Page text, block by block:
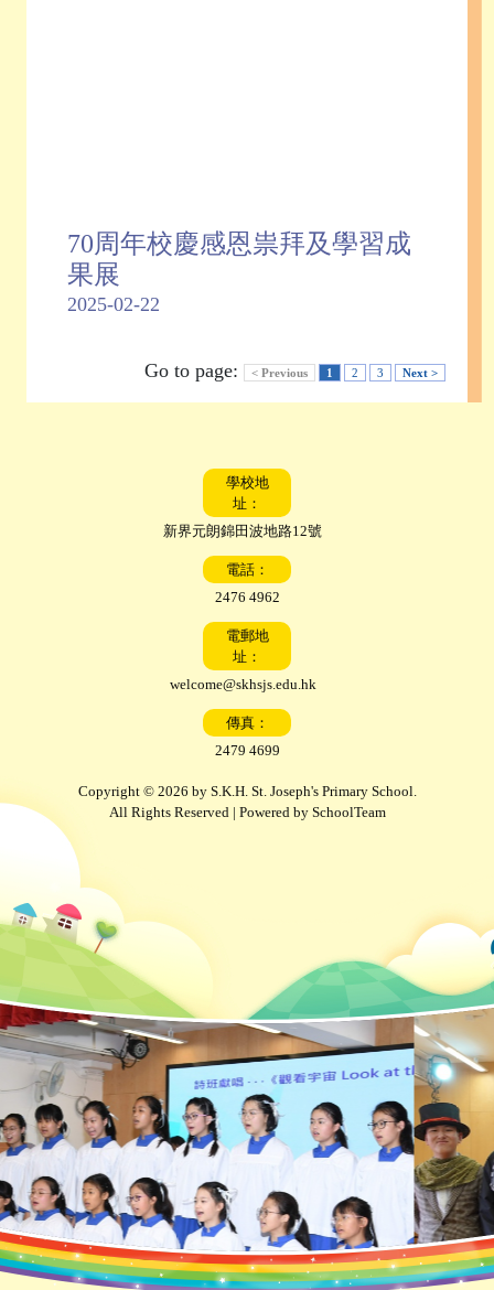
70周年校慶感恩祟拜及學習成
果展
2025-02-22
Go to page: < Previous 1 2 3 Next >
學校地
址：
新界元朗錦田波地路12號
電話：
2476 4962
電郵地
址：
welcome@skhsjs.edu.hk
傳真：
2479 4699
Copyright © 2026 by S.K.H. St. Joseph's Primary School.
All Rights Reserved | Powered by SchoolTeam